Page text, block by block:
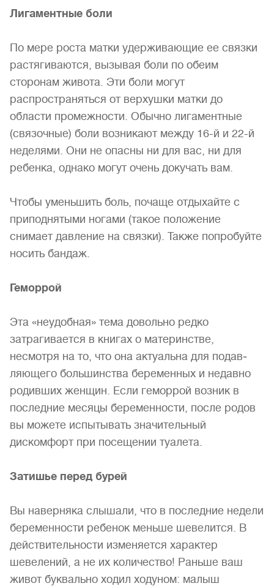
Лигаментные боли
По мере роста матки удерживающие ее связки
растягивают­ся, вызывая боли по обеим
сторонам живота. Эти боли могут
распространяться от верхушки матки до
области промежности. Обычно лигаментные
(связочные) боли возникают между 16-й и 22-й
неделями. Они не опасны ни для вас, ни для
ребенка, однако могут очень докучать вам.
Чтобы уменьшить боль, почаще отдыхайте с
при­поднятыми ногами (такое положение
снимает дав­ление на связки). Также попробуйте
носить бандаж.
Геморрой
Эта «неудобная» тема довольно редко
затрагивается в книгах о материнстве,
несмотря на то, что она актуальна для подав­
ляющего большинства беременных и недавно
родивших жен­щин. Если геморрой возник в
последние месяцы беременности, после родов
вы можете испытывать значительный
дискомфорт при посещении туалета.
Затишье перед бурей
Вы наверняка слышали, что в последние недели
беремен­ности ребенок меньше шевелится. В
действительности изме­няется характер
шевелений, а не их количество! Раньше ваш
живот буквально ходил ходуном: малыш